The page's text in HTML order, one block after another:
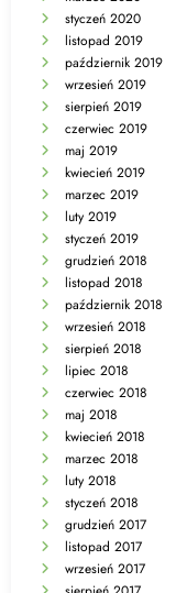
styczeń 2020
listopad 2019
październik 2019
wrzesień 2019
sierpień 2019
czerwiec 2019
maj 2019
kwiecień 2019
marzec 2019
luty 2019
styczeń 2019
grudzień 2018
listopad 2018
październik 2018
wrzesień 2018
sierpień 2018
lipiec 2018
czerwiec 2018
maj 2018
kwiecień 2018
marzec 2018
luty 2018
styczeń 2018
grudzień 2017
listopad 2017
wrzesień 2017